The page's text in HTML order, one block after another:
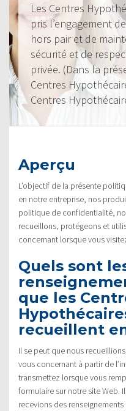
Les Centres
pris l’engagement
hors pair et de
sécurité et de
privée. (Dans la
Centres
Centres
Aperçu
L’objectif de la présente
en notre entreprise, nos
politique de confidentialité,
recueillons, protégeons et
concernant lorsque vous
Quels sont
que les
recueillent
Il se peut que nous
vous concernant à partir de
transmettez lorsque vous
formulaire sur notre site Web.
recevions des